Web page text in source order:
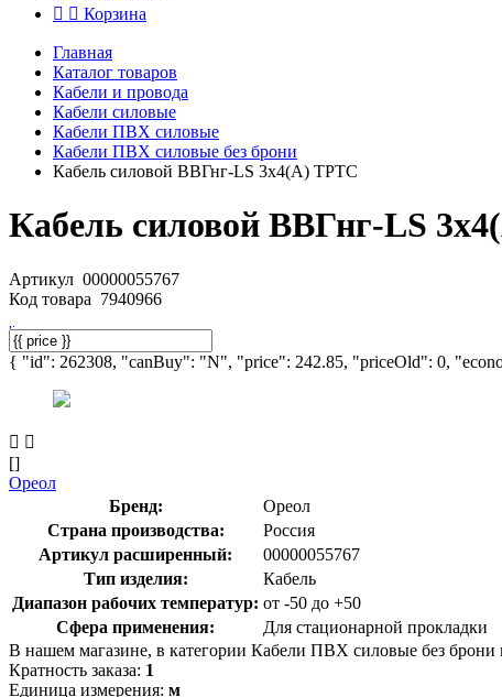
Корзина
Главная
Каталог товаров
Кабели и провода
Кабели силовые
Кабели ПВХ силовые
Кабели ПВХ силовые без брони
Кабель силовой ВВГнг-LS 3х4(А) ТРТС
Кабель силовой ВВГнг-LS
Артикул 00000055767
Код товара 7940966
{ "id": 262308, "canBuy": "N", "price": 242.85, "priceOld": 0,
[]
Ореол
Бренд:
Ореол
Страна производства:
Россия
Артикул расширенный:
00000055767
Тип изделия:
Кабель
Диапазон рабочих температур: от -50 до +50
Сфера применения:
Для стационарной прокладки
В нашем магазине, в категории Кабели ПВХ силовые без
Кратность заказа: 1
Единица измерения: м